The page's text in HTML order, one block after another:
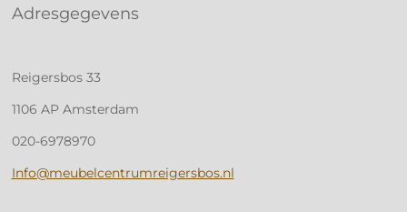
Adresgegevens
Reigersbos 33
1106 AP Amsterdam
020-6978970
Info@meubelcentrumreigersbos.nl